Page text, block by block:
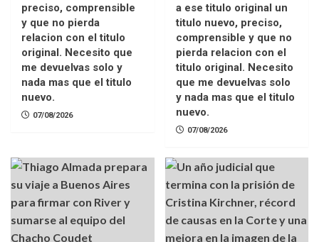
preciso, comprensible
y que no pierda
relacion con el titulo
original. Necesito que
me devuelvas solo y
nada mas que el titulo
nuevo.
07/08/2026
a ese titulo original un
titulo nuevo, preciso,
comprensible y que no
pierda relacion con el
titulo original. Necesito
que me devuelvas solo
y nada mas que el titulo
nuevo.
07/08/2026